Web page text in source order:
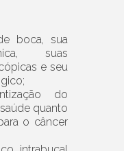
boca, sua
suas
e seu
do
quanto
o câncer